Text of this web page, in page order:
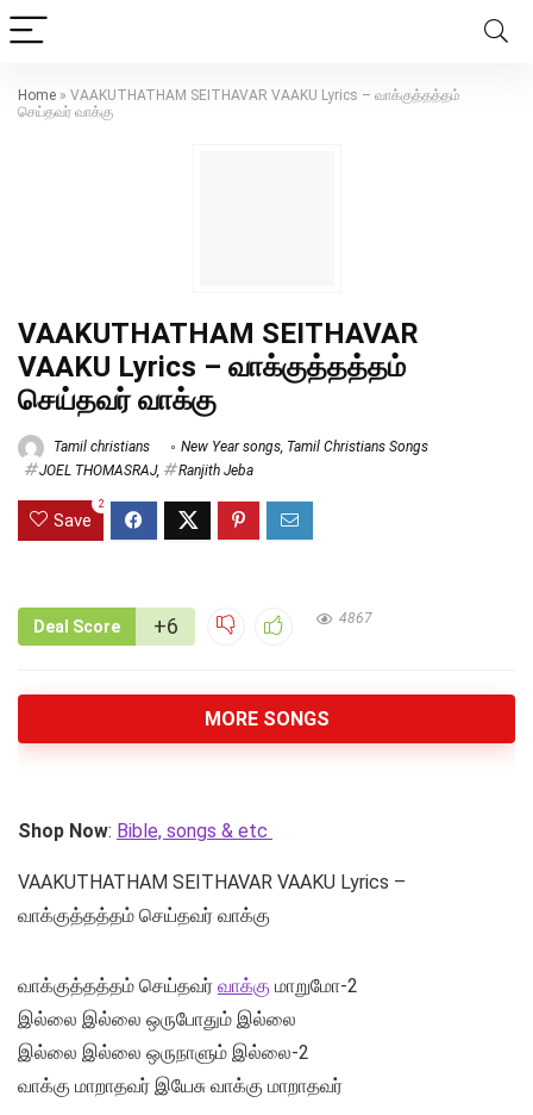
Home » VAAKUTHATHAM SEITHAVAR VAAKU Lyrics – வாக்குத்தத்தம்
செய்தவர் வாக்கு
VAAKUTHATHAM SEITHAVAR
VAAKU Lyrics – வாக்குத்தத்தம்
செய்தவர் வாக்கு
Tamil christians New Year songs, Tamil Christians Songs
JOEL THOMASRAJ, Ranjith Jeba
Save
2
Deal Score +6 4867
MORE SONGS
Shop Now: Bible, songs & etc
VAAKUTHATHAM SEITHAVAR VAAKU Lyrics –
வாக்குத்தத்தம் செய்தவர் வாக்கு
வாக்குத்தத்தம் செய்தவர் வாக்கு மாறுமோ-2
இல்லை இல்லை ஒருபோதும் இல்லை
இல்லை இல்லை ஒருநாளும் இல்லை-2
வாக்கு மாறாதவர் இயேசு வாக்கு மாறாதவர்